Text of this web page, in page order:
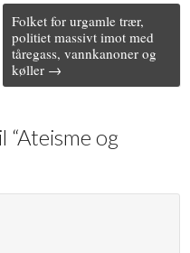
Folket for urgamle trær,
politiet massivt imot med
tåregass, vannkanoner og
køller →
“Ateisme og